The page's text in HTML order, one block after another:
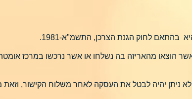
בהתאם לחוק הגנת הצרכן, התשמ"א-1981.
הוצאו מהאריזה בה נשלחו או אשר נרכשו במרכז
לא ניתן יהיה לבטל את העסקה לאחר משלוח הקישור,